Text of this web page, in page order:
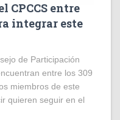
CPCCS entre
integrar este
de Participación
entre los 309
miembros de este
quieren seguir en el